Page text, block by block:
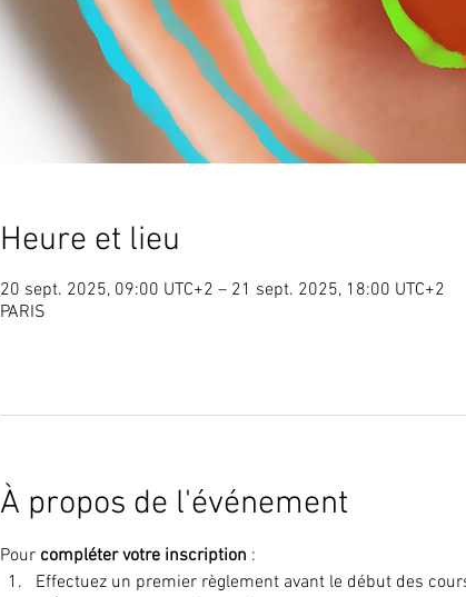
Heure et lieu
20 sept. 2025, 09:00 UTC+2 – 21 sept. 2025, 18:00 UTC+2
PARIS
À propos de l'événement
Pour compléter votre inscription :
Effectuez un premier règlement avant le début des